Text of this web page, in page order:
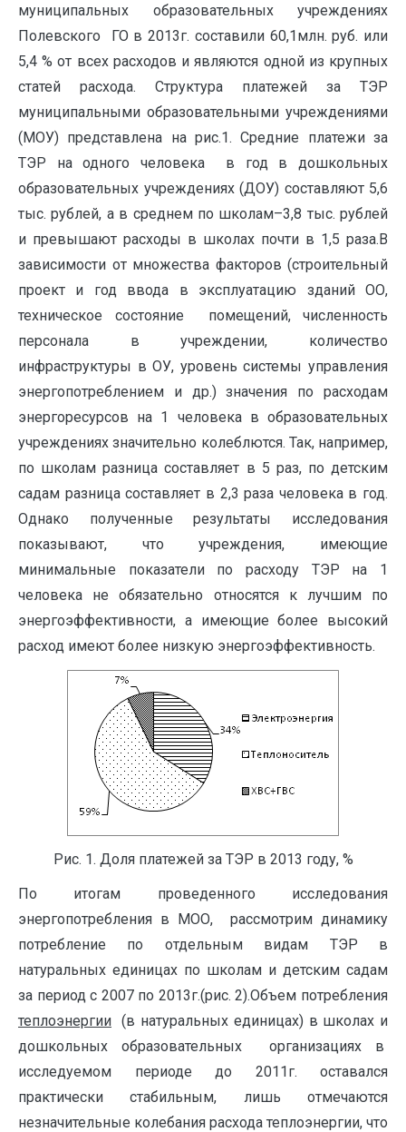
муниципальных образовательных учреждениях
Полевского ГО в 2013г. составили 60,1млн. руб. или
5,4 % от всех расходов и являются одной из крупных
статей расхода. Структура платежей за ТЭР
муниципальными образовательными учреждениями
(МОУ) представлена на рис.1. Средние платежи за
ТЭР на одного человека в год в дошкольных
образовательных учреждениях (ДОУ) составляют 5,6
тыс. рублей, а в среднем по школам–3,8 тыс. рублей
и превышают расходы в школах почти в 1,5 раза.В
зависимости от множества факторов (строительный
проект и год ввода в эксплуатацию зданий ОО,
техническое состояние помещений, численность
персонала в учреждении, количество
инфраструктуры в ОУ, уровень системы управления
энергопотреблением и др.) значения по расходам
энергоресурсов на 1 человека в образовательных
учреждениях значительно колеблются. Так, например,
по школам разница составляет в 5 раз, по детским
садам разница составляет в 2,3 раза человека в год.
Однако полученные результаты исследования
показывают, что учреждения, имеющие
минимальные показатели по расходу ТЭР на 1
человека не обязательно относятся к лучшим по
энергоэффективности, а имеющие более высокий
расход имеют более низкую энергоэффективность.
Рис. 1. Доля платежей за ТЭР в 2013 году, %
По итогам проведенного исследования
энергопотребления в МОО, рассмотрим динамику
потребление по отдельным видам ТЭР в
натуральных единицах по школам и детским садам
за период с 2007 по 2013г.(рис. 2).Объем потребления
теплоэнергии (в натуральных единицах) в школах и
дошкольных образовательных организациях в
исследуемом периоде до 2011г. оставался
практически стабильным, лишь отмечаются
незначительные колебания расхода теплоэнергии, что